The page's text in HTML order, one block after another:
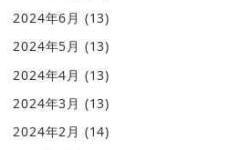
2024年6月 (13)
2024年5月 (13)
2024年4月 (13)
2024年3月 (13)
2024年2月 (14)